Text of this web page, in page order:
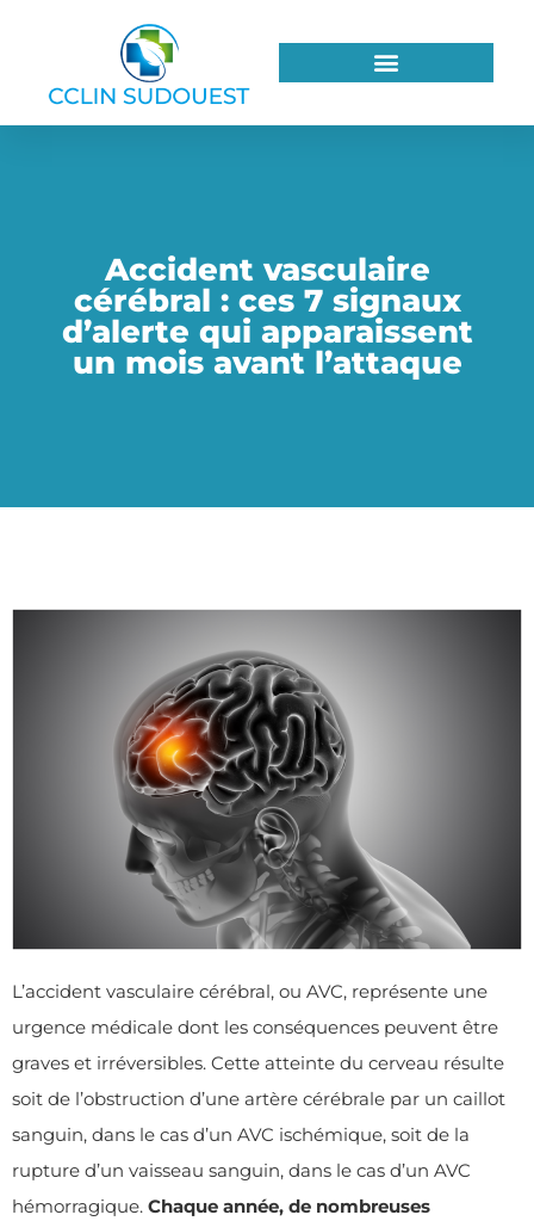
Accident vasculaire
cérébral : ces 7 signaux
d’alerte qui apparaissent
un mois avant l’attaque
L’accident vasculaire cérébral, ou AVC, représente une
urgence médicale dont les conséquences peuvent être
graves et irréversibles. Cette atteinte du cerveau résulte
soit de l’obstruction d’une artère cérébrale par un caillot
sanguin, dans le cas d’un AVC ischémique, soit de la
rupture d’un vaisseau sanguin, dans le cas d’un AVC
hémorragique. Chaque année, de nombreuses